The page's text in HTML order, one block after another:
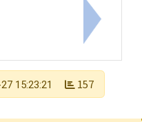
童權利公約創意圖卡徵選
下一筆：
15:23:21 157